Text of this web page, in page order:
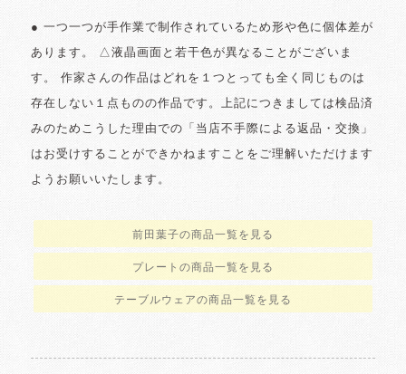
● 一つ一つが手作業で制作されているため形や色に個体差が
あります。 △液晶画面と若干色が異なることがございま
す。 作家さんの作品はどれを１つとっても全く同じものは
存在しない１点ものの作品です。上記につきましては検品済
みのためこうした理由での「当店不手際による返品・交換」
はお受けすることができかねますことをご理解いただけます
ようお願いいたします。
前田葉子の商品一覧を見る
プレートの商品一覧を見る
テーブルウェアの商品一覧を見る